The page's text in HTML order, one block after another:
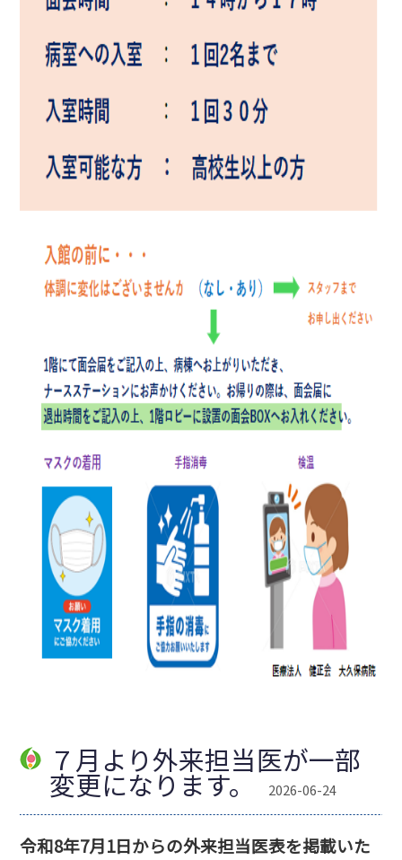
７月より外来担当医が一部
変更になります。 2026-06-24
令和8年7月1日からの外来担当医表を掲載いた